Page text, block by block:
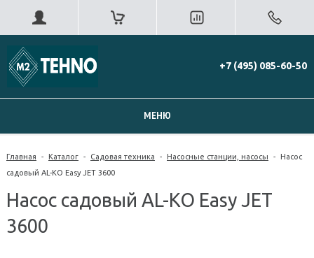
+7 (495) 085-60-50
МЕНЮ
Главная - Каталог - Садовая техника - Насосные станции, насосы - Насос
садовый AL-KO Easy JET 3600
Насос садовый AL-KO Easy JET
3600